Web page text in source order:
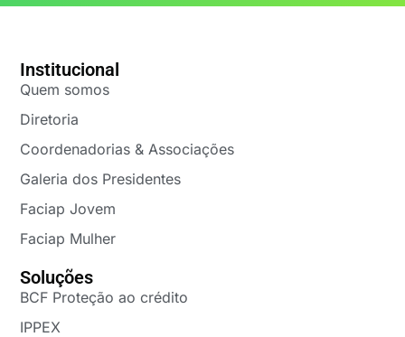
Institucional
Quem somos
Diretoria
Coordenadorias & Associações
Galeria dos Presidentes
Faciap Jovem
Faciap Mulher
Soluções
BCF Proteção ao crédito
IPPEX